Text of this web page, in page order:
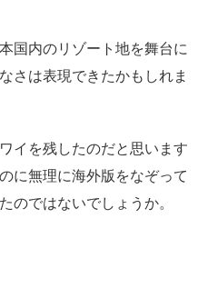
国内のリゾート地を舞台に
さは表現できたかもしれま
イを残したのだと思います
に無理に海外版をなぞって
のではないでしょうか。